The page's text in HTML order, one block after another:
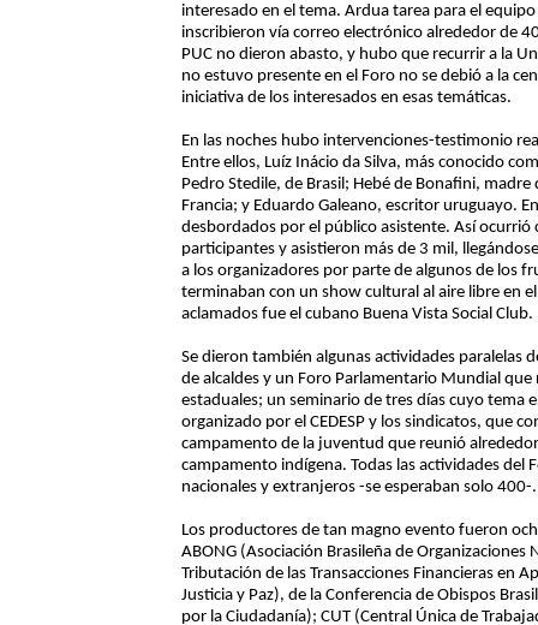
interesado en el tema. Ardua tarea para el
inscribieron vía correo electrónico alrededor de
PUC no dieron abasto, y hubo que recurrir a la
no estuvo presente en el Foro no se debió a la
iniciativa de los interesados en esas temáticas.
En las noches hubo intervenciones-testimonio
Entre ellos, Luíz Inácio da Silva, más conocido
Pedro Stedile, de Brasil; Hebé de Bonafini,
Francia; y Eduardo Galeano, escritor uruguayo.
desbordados por el público asistente. Así ocurrió
participantes y asistieron más de 3 mil,
a los organizadores por parte de algunos de los
terminaban con un show cultural al aire libre en
aclamados fue el cubano Buena Vista Social Club.
Se dieron también algunas actividades
de alcaldes y un Foro Parlamentario Mundial
estaduales; un seminario de tres días cuyo tema
organizado por el CEDESP y los sindicatos, que
campamento de la juventud que reunió
campamento indígena. Todas las actividades
nacionales y extranjeros -se esperaban solo 400-.
Los productores de tan magno evento fueron
ABONG (Asociación Brasileña de
Tributación de las Transacciones Financieras en
Justicia y Paz), de la Conferencia de Obispos
por la Ciudadanía); CUT (Central Única de